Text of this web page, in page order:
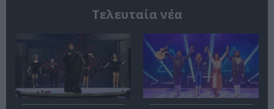
Τελευταία νέα